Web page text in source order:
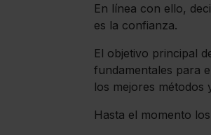
En línea con ello,
es la confianza.
El objetivo principal
fundamentales para
los mejores métodos
Hasta el momento